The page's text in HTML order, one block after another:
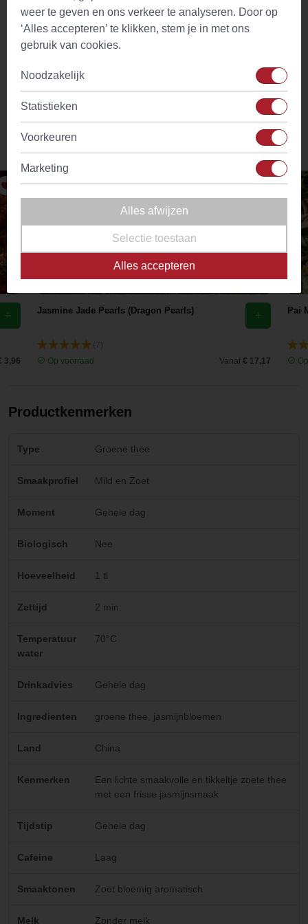
hebben.
Bereiding jasmijnthee
Overgieten met heet water (70C)
Vergelijkbare producten
3,96
Jasmine Jade Pearls (Dragon Pearls)
Op voorraad
Vanaf € 17,17
Pai
Productkenmerken
Type Groene thee
Smaakprofiel Mild en Zoet
Moment Gehele dag
Biologisch Nee
Hoeveelheid 1 tl
Zettijd 2 min.
Temperatuur
water
70°C
Drinkadvies Gehele dag
Ingredienten groene thee, jasmijnbloemen
Land China
Kenmerken
Een lichte smaakvolle en tikkeltje zoete thee
met een frisse jasmijnsmaak
Tijdstip Gehele dag
Cafeine Laag
Smaaktonen Zoet bloemig aromatisch
Melk Zonder melk
weer te geven en ons verkeer te analyseren. Door op
‘Alles accepteren’ te klikken, stem je in met ons
gebruik van cookies.
Noodzakelijk
Statistieken
Voorkeuren
Marketing
Alles afwijzen
Selectie toestaan
Alles accepteren